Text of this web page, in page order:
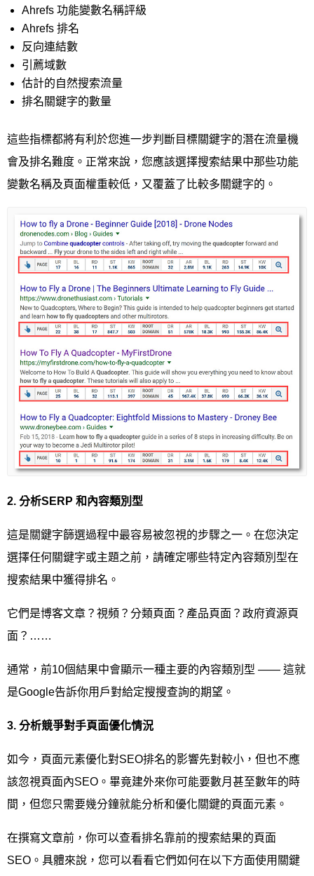
Ahrefs 功能變數名稱評級
Ahrefs 排名
反向連結數
引薦域數
估計的自然搜索流量
排名關鍵字的數量
這些指標都將有利於您進一步判斷目標關鍵字的潛在流量機
會及排名難度。正常來說，您應該選擇搜索結果中那些功能
變數名稱及頁面權重較低，又覆蓋了比較多關鍵字的。
2. 分析SERP 和內容類別型
這是關鍵字篩選過程中最容易被忽視的步驟之一。在您決定
選擇任何關鍵字或主題之前，請確定哪些特定內容類別型在
搜索結果中獲得排名。
它們是博客文章？視頻？分類頁面？產品頁面？政府資源頁
面？……
通常，前10個結果中會顯示一種主要的內容類別型 —— 這就
是Google告訴你用戶對給定搜搜查詢的期望。
3. 分析競爭對手頁面優化情況
如今，頁面元素優化對SEO排名的影響先對較小，但也不應
該忽視頁面內SEO。畢竟建外來你可能要數月甚至數年的時
間，但您只需要幾分鐘就能分析和優化關鍵的頁面元素。
在撰寫文章前，你可以查看排名靠前的搜索結果的頁面
SEO。具體來說，您可以看看它們如何在以下方面使用關鍵